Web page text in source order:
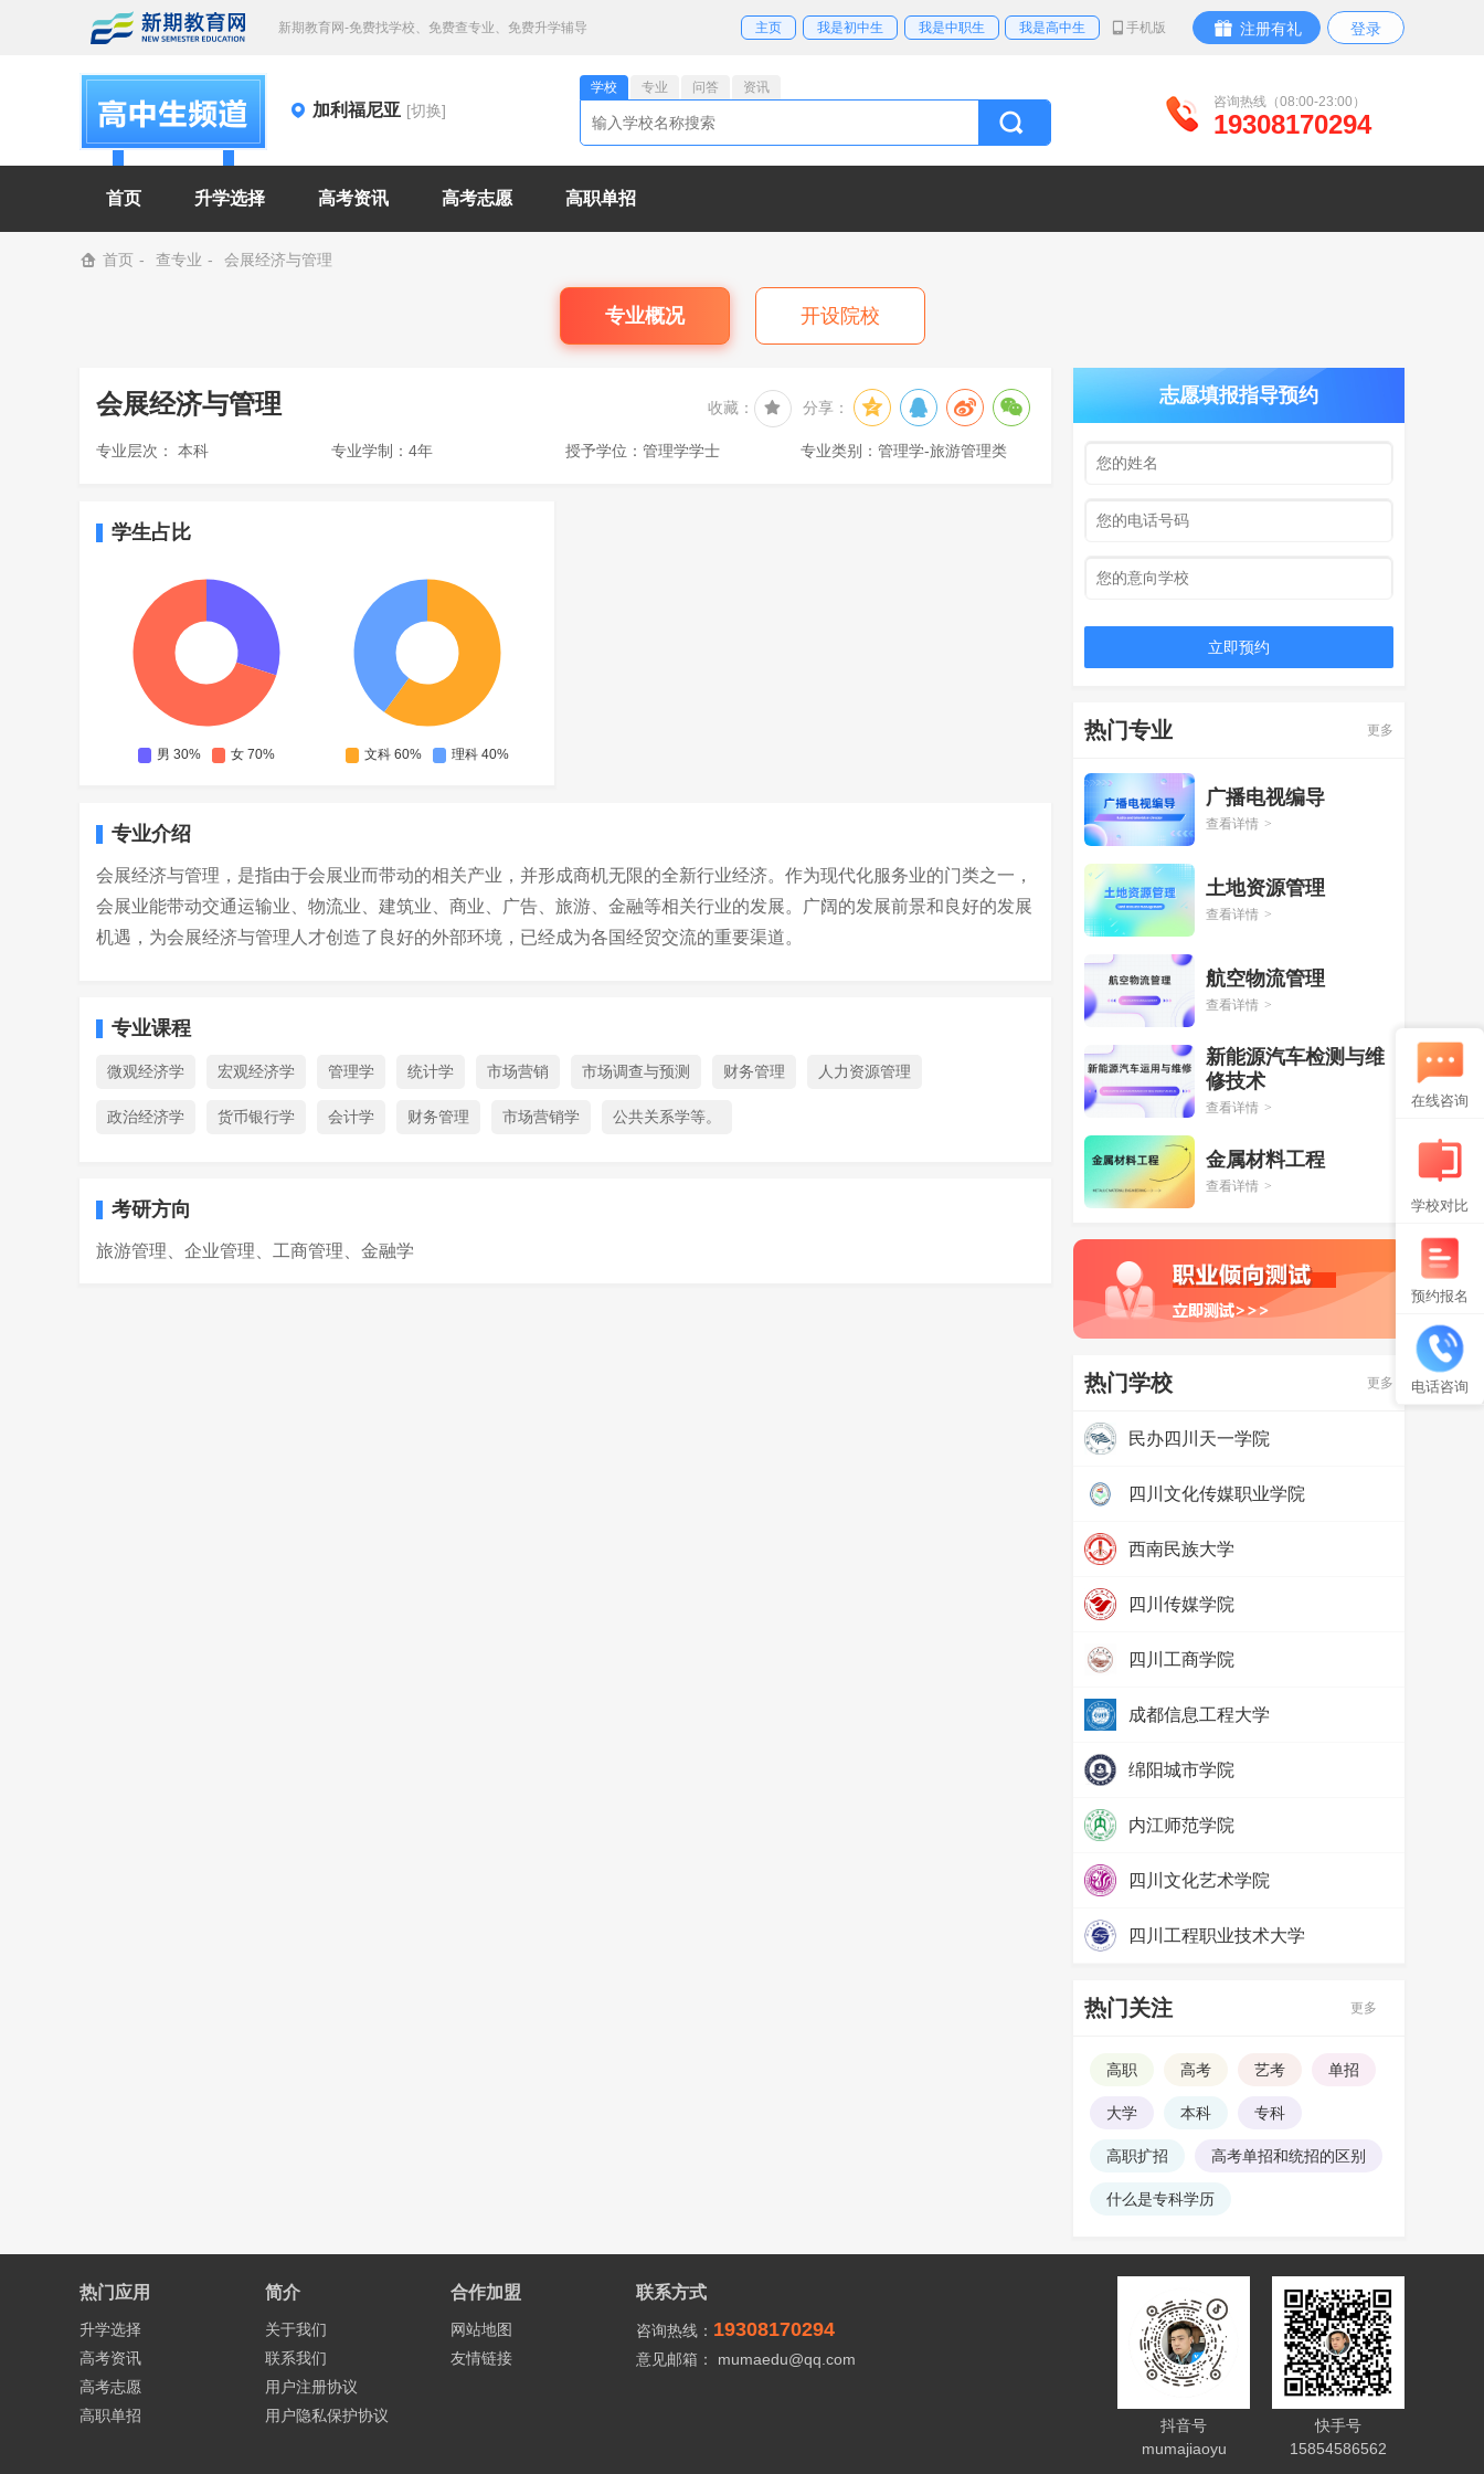
新期教育网-免费找学校、免费查专业、免费升学辅导 主页 我是初中生 我是中职生 我是高中生 手机版 注册有礼 登录
加利福尼亚 [切换]
学校 专业 问答
资讯
咨询热线（08:00-23:00）
19308170294
首页 升学选择 高考资讯 高考志愿 高职单招
首页 查专业 会展经济与管理
专业概况 开设院校
会展经济与管理 收藏： 分享：
专业层次： 本科 专业学制：4年 授予学位：管理学学士 专业类别：管理学-旅游管理类
学生占比
专业介绍
会展经济与管理，是指由于会展业而带动的相关产业，并形成商机无限的全新行业经济。作为现代化服务业的门类之一，
会展业能带动交通运输业、物流业、建筑业、商业、广告、旅游、金融等相关行业的发展。广阔的发展前景和良好的发展
机遇，为会展经济与管理人才创造了良好的外部环境，已经成为各国经贸交流的重要渠道。
专业课程
微观经济学 宏观经济学 管理学 统计学 市场营销 市场调查与预测 财务管理 人力资源管理
政治经济学 货币银行学 会计学 财务管理 市场营销学 公共关系学等。
考研方向
旅游管理、企业管理、工商管理、金融学
志愿填报指导预约
立即预约
热门专业 更多
广播电视编导
查看详情 >
土地资源管理
查看详情 >
航空物流管理
查看详情 >
新能源汽车检测与维
修技术
查看详情 >
金属材料工程
查看详情 >
热门学校 更多
民办四川天一学院
四川文化传媒职业学院
西南民族大学
四川传媒学院
四川工商学院
成都信息工程大学
绵阳城市学院
内江师范学院
四川文化艺术学院
四川工程职业技术大学
热门关注 更多
高职 高考 艺考 单招
大学 本科 专科
高职扩招 高考单招和统招的区别
什么是专科学历
热门应用
升学选择
高考资讯
高考志愿
高职单招
简介
关于我们
联系我们
用户注册协议
用户隐私保护协议
合作加盟
网站地图
友情链接
联系方式
咨询热线： 19308170294
意见邮箱： mumaedu@qq.com
抖音号
mumajiaoyu
快手号
15854586562
在线咨询
学校对比
预约报名
电话咨询